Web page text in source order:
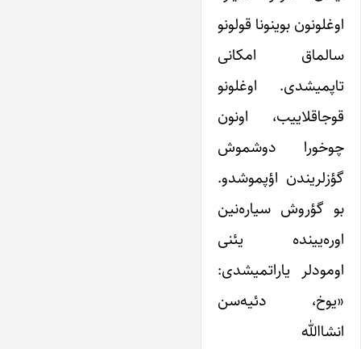
اوغلونون بوینونا قولونو
سالماق امکانی
تاپمیشدی. اوغلونو
قوجاقلاییب، اونون
چوخورا دوشموش
گؤزلریندن اؤپموشدو.
بو گؤروش سیاره‌نین
اوره‌یینده یئنی
اومودلر یاراتمیشدی:
«یوخ، دئیه‌سن
انشاالله